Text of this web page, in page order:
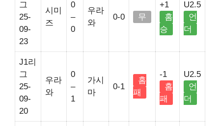
그
25-
09-
23
시미
즈
0
–
0
우라
와
0-0 무
+1
홈
승
U2.5
언
더
J1리
그
25-
09-
20
우라
와
0
–
1
가시
마
0-1
홈
패
-1
홈
패
U2.5
언
더